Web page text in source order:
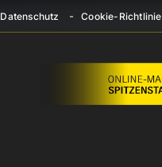
Datenschutz Cookie-Richtlinie